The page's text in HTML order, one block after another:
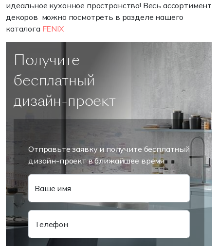
идеальное кухонное пространство! Весь ассортимент
декоров можно посмотреть в разделе нашего
каталога FENIX
Получите
бесплатный
дизайн-проект
Отправьте заявку и получите бесплатный
дизайн-проект в ближайшее время
Ваше имя
Телефон